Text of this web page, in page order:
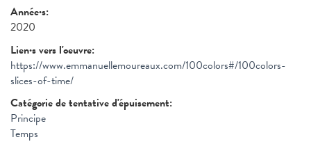
Année·s:
2020
Lien·s vers l'oeuvre:
https://www.emmanuellemoureaux.com/100colors#/100colors-
slices-of-time/
Catégorie de tentative d'épuisement:
Principe
Temps